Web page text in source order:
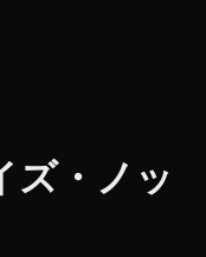
ズ・ノッ